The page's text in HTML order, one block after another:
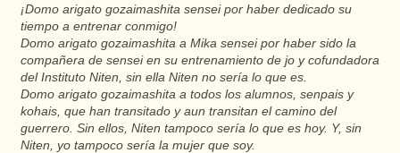
¡Domo arigato gozaimashita sensei por haber dedicado su
tiempo a entrenar conmigo!
Domo arigato gozaimashita a Mika sensei por haber sido la
compañera de sensei en su entrenamiento de jo y cofundadora
del Instituto Niten, sin ella Niten no sería lo que es.
Domo arigato gozaimashita a todos los alumnos, senpais y
kohais, que han transitado y aun transitan el camino del
guerrero. Sin ellos, Niten tampoco sería lo que es hoy. Y, sin
Niten, yo tampoco sería la mujer que soy.